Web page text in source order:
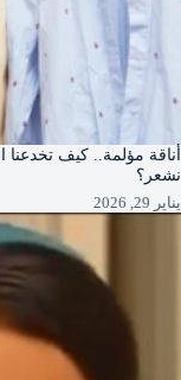
أناقة مؤلمة.. كيف تخدعنا
نشعر؟
يناير 29, 2026